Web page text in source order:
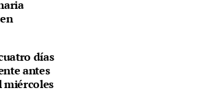
días
antes
miércoles